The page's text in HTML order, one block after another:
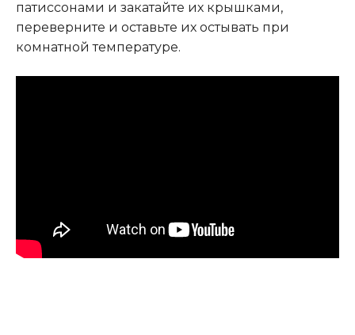
патиссонами и закатайте их крышками,
переверните и оставьте их остывать при
комнатной температуре.